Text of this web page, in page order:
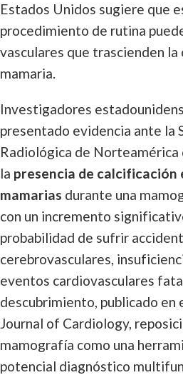
Estados Unidos sugiere que
procedimiento de rutina
vasculares que trascienden la
mamaria.
Investigadores
presentado evidencia ante la
Radiológica de
la presencia de calcificación
mamarias durante una
con un incremento
probabilidad de sufrir
cerebrovasculares,
eventos cardiovasculares
descubrimiento, publicado en
Journal of Cardiology,
mamografía como una
potencial diagnóstico